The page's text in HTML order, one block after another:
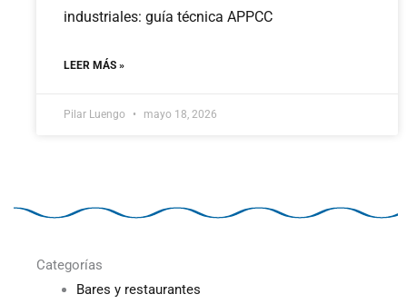
industriales: guía técnica APPCC
LEER MÁS »
Pilar Luengo mayo 18, 2026
Categorías
Bares y restaurantes